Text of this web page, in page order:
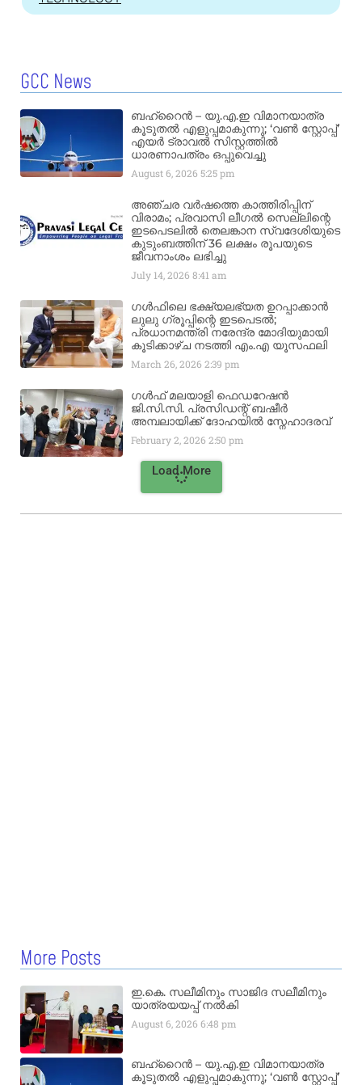
GCC News
ബഹ്‌റൈൻ – യു.എ.ഇ വിമാനയാത്ര
കൂടുതൽ എളുപ്പമാകുന്നു; ‘വൺ സ്റ്റോപ്പ്’
എയർ ട്രാവൽ സിസ്റ്റത്തിൽ
ധാരണാപത്രം ഒപ്പുവെച്ചു
August 6, 20265:25 pm
അഞ്ചര വർഷത്തെ കാത്തിരിപ്പിന്
വിരാമം; പ്രവാസി ലീഗൽ സെല്ലിന്റെ
ഇടപെടലിൽ തെലങ്കാന സ്വദേശിയുടെ
കുടുംബത്തിന് 36 ലക്ഷം രൂപയുടെ
ജീവനാംശം ലഭിച്ചു
July 14, 20268:41 am
ഗൾഫിലെ ഭക്ഷ്യലഭ്യത ഉറപ്പാക്കാൻ
ലുലു ഗ്രൂപ്പിന്റെ ഇടപെടൽ;
പ്രധാനമന്ത്രി നരേന്ദ്ര മോദിയുമായി
കൂടിക്കാഴ്ച നടത്തി എം.എ യൂസഫലി
March 26, 20262:39 pm
ഗൾഫ് മലയാളി ഫെഡറേഷൻ
ജി.സി.സി. പ്രസിഡന്റ് ബഷീർ
അമ്പലായിക്ക് ദോഹയിൽ സ്നേഹാദരവ്
February 2, 20262:50 pm
Load More
More Posts
ഇ.കെ. സലീമിനും സാജിദ സലീമിനും
യാത്രയയപ്പ് നൽകി
August 6, 20266:48 pm
ബഹ്‌റൈൻ – യു.എ.ഇ വിമാനയാത്ര
കൂടുതൽ എളുപ്പമാകുന്നു; ‘വൺ സ്റ്റോപ്പ്’